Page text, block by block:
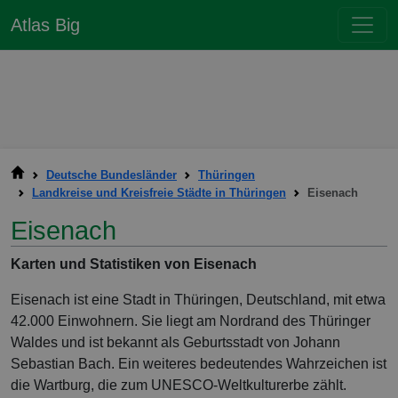
Atlas Big
Deutsche Bundesländer
Thüringen
Landkreise und Kreisfreie Städte in Thüringen
Eisenach
Eisenach
Karten und Statistiken von Eisenach
Eisenach ist eine Stadt in Thüringen, Deutschland, mit etwa
42.000 Einwohnern. Sie liegt am Nordrand des Thüringer
Waldes und ist bekannt als Geburtsstadt von Johann
Sebastian Bach. Ein weiteres bedeutendes Wahrzeichen ist
die Wartburg, die zum UNESCO-Weltkulturerbe zählt.